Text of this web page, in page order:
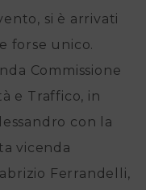
si è arrivati
forse unico.
Commissione
e Traffico, in
con la
vicenda
Ferrandelli,